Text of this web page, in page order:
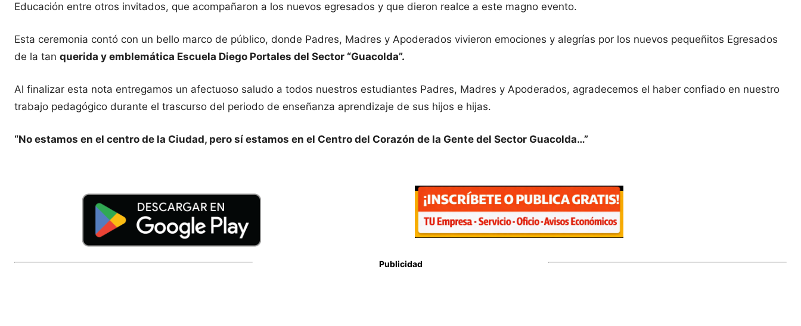
Educación entre otros invitados, que acompañaron a los nuevos egresados y que dieron realce a este magno evento.
Esta ceremonia contó con un bello marco de público, donde Padres, Madres y Apoderados vivieron emociones y alegrías por los nuevos pequeñitos Egresados
de la tan querida y emblemática Escuela Diego Portales del Sector “Guacolda”.
Al finalizar esta nota entregamos un afectuoso saludo a todos nuestros estudiantes Padres, Madres y Apoderados, agradecemos el haber confiado en nuestro
trabajo pedagógico durante el trascurso del periodo de enseñanza aprendizaje de sus hijos e hijas.
“No estamos en el centro de la Ciudad, pero sí estamos en el Centro del Corazón de la Gente del Sector Guacolda…”
Publicidad